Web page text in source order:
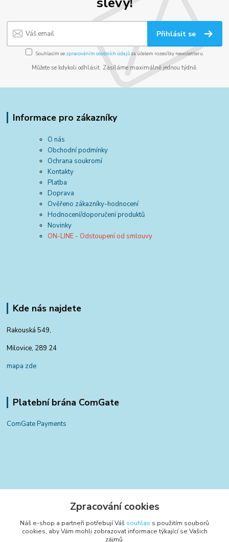
Přihlásit se
Souhlasím se zpracováním osobních údajůza účelem rozesílky newsletteru.
Můžete se kdykoli odhlásit. Zasíláme maximálně jednou týdně.
Informace pro zákazníky
O nás
Obchodní podmínky
Ochrana soukromí
Kontakty
Platba
Doprava
Ověřeno zákazníky-hodnocení
Hodnocení/doporučení produktů
Novinky
ON-LINE - Odstoupení od smlouvy
Kde nás najdete
Rakouská 549,
Milovice, 289 24
mapa zde
Platební brána ComGate
ComGate Payments
+420 797 834 700
(Po-Pá, 8-15:30 hod.)
Zpracování cookies
Náš e-shop a partneři potřebují Váš souhlas s použitím souborů
cookies, aby Vám mohli zobrazovat informace týkající se Vašich
zájmů.